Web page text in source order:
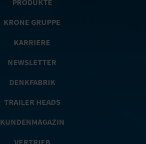
PRODUKTE
KRONE GRUPPE
KARRIERE
NEWSLETTER
DENKFABRIK
TRAILER HEADS
KUNDENMAGAZIN